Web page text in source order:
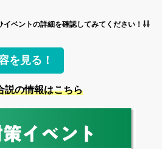
ベントの詳細を確認してみてください！⇩⇩
を見る！
説の情報はこちら